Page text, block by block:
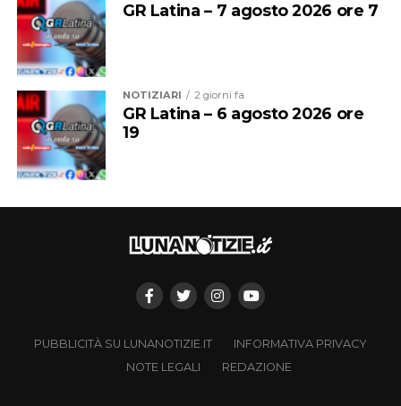
GR Latina – 7 agosto 2026 ore 7
NOTIZIARI 2 giorni fa
GR Latina – 6 agosto 2026 ore
19
PUBBLICITÀ SU LUNANOTIZIE.IT
INFORMATIVA PRIVACY
NOTE LEGALI
REDAZIONE